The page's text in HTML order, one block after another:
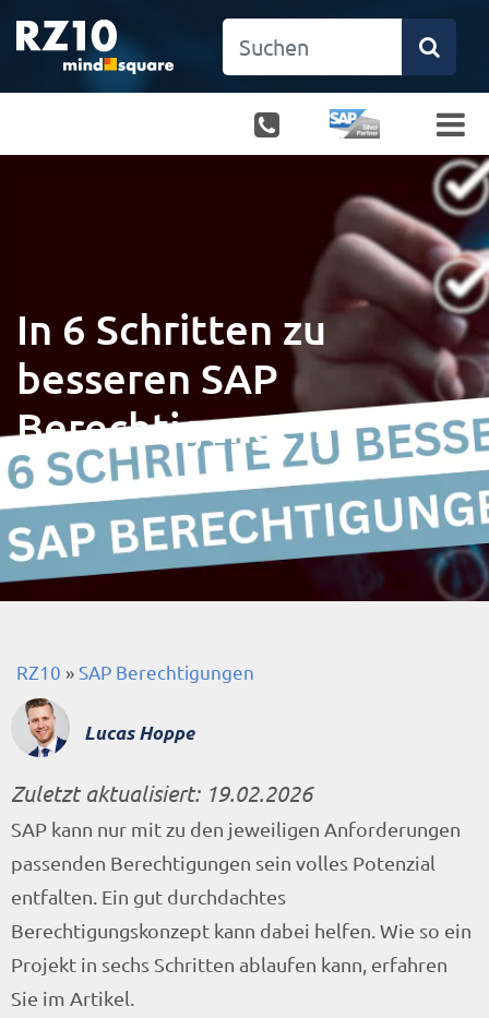
In 6 Schritten zu
besseren SAP
Berechtigungen
RZ10 » SAP Berechtigungen
Lucas Hoppe
Zuletzt aktualisiert: 19.02.2026
SAP kann nur mit zu den jeweiligen Anforderungen
passenden Berechtigungen sein volles Potenzial
entfalten. Ein gut durchdachtes
Berechtigungskonzept kann dabei helfen. Wie so ein
Projekt in sechs Schritten ablaufen kann, erfahren
Sie im Artikel.